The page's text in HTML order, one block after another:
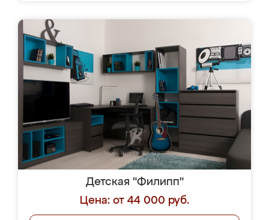
Детская "Филипп"
Цена: от 44 000 руб.